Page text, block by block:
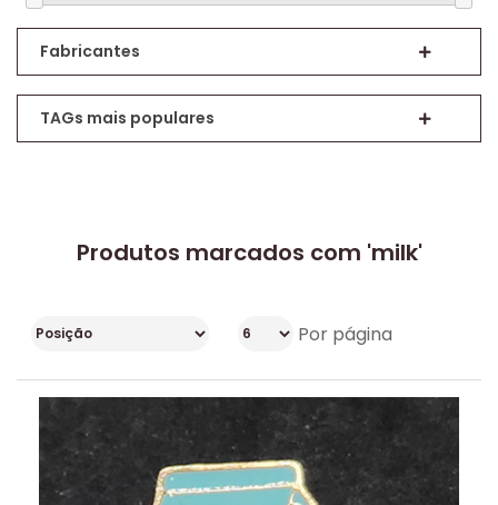
Fabricantes
TAGs mais populares
Produtos marcados com 'milk'
Por página